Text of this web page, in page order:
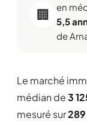
🏢
en
5,5
de
Le marché
médian de3
mesuré sur